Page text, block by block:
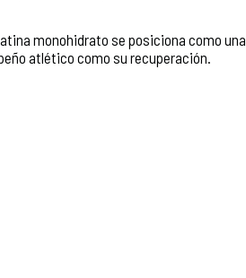
monohidrato se posiciona como una
atlético como su recuperación.